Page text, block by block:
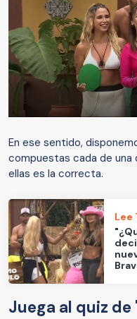
En ese sentido,
compuestas cada de una
ellas es la correcta.
Lee
Juega al quiz de